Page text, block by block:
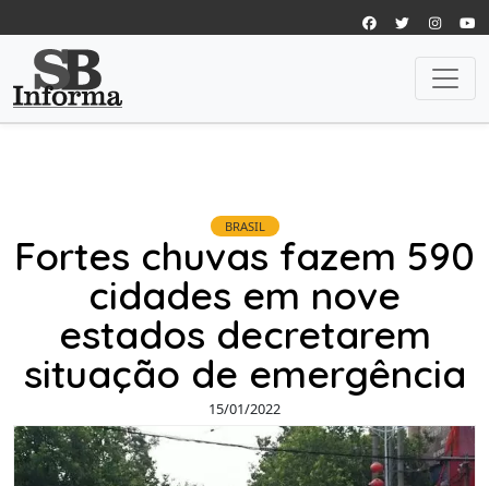
BRASIL
Fortes chuvas fazem 590
cidades em nove
estados decretarem
situação de emergência
15/01/2022